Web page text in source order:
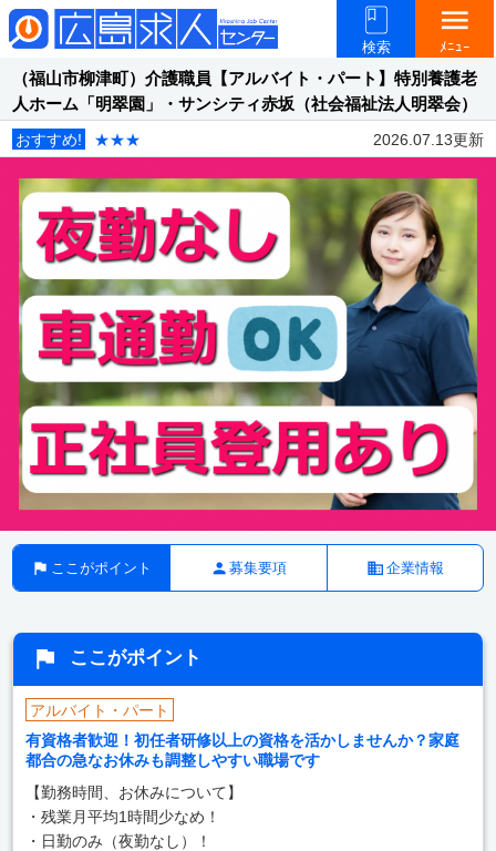
検索
menu
ﾒﾆｭｰ
（福山市柳津町）介護職員【アルバイト・パート】特別養護老
人ホーム「明翠園」・サンシティ赤坂（社会福祉法人明翠会）
おすすめ! ★★★ 2026.07.13更新
ここがポイント 募集要項 企業情報
ここがポイント
アルバイト・パート
有資格者歓迎！初任者研修以上の資格を活かしませんか？家庭
都合の急なお休みも調整しやすい職場です
【勤務時間、お休みについて】
・残業月平均1時間少なめ！
・日勤のみ（夜勤なし）！